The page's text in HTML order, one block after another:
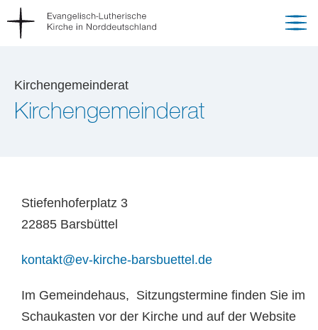
Kirchengemeinderat
Kirchengemeinderat
Stiefenhoferplatz 3
22885 Barsbüttel
kontakt@ev-kirche-barsbuettel .de
Im Gemeindehaus, Sitzungstermine finden Sie im
Schaukasten vor der Kirche und auf der Website